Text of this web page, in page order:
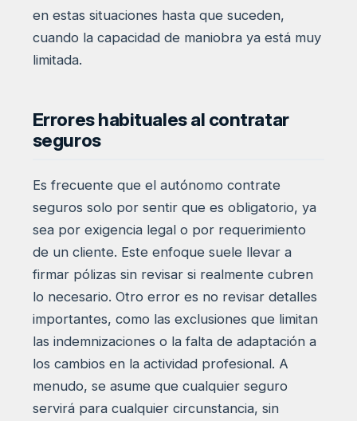
en estas situaciones hasta que suceden,
cuando la capacidad de maniobra ya está muy
limitada.
Errores habituales al contratar
seguros
Es frecuente que el autónomo contrate
seguros solo por sentir que es obligatorio, ya
sea por exigencia legal o por requerimiento
de un cliente. Este enfoque suele llevar a
firmar pólizas sin revisar si realmente cubren
lo necesario. Otro error es no revisar detalles
importantes, como las exclusiones que limitan
las indemnizaciones o la falta de adaptación a
los cambios en la actividad profesional. A
menudo, se asume que cualquier seguro
servirá para cualquier circunstancia, sin